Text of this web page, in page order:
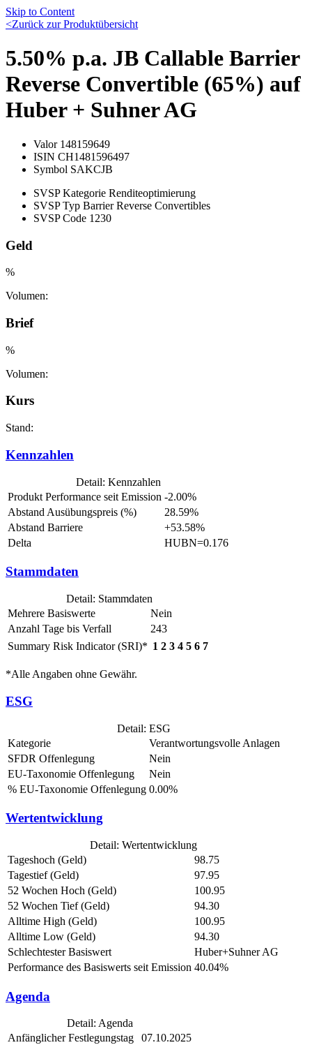
Skip to Content
<Zurück zur Produktübersicht
5.50% p.a. JB Callable Barrier
Reverse Convertible (65%) auf
Huber + Suhner AG
Valor 148159649
ISIN CH1481596497
Symbol SAKCJB
SVSP Kategorie Renditeoptimierung
SVSP Typ Barrier Reverse Convertibles
SVSP Code 1230
Geld
%
Volumen:
Brief
%
Volumen:
Kurs
Stand:
Kennzahlen
Detail: Kennzahlen
Produkt Performance seit Emission -2.00%
Abstand Ausübungspreis (%)
28.59%
Abstand Barriere
+53.58%
Delta
HUBN=0.176
Stammdaten
Detail: Stammdaten
Mehrere Basiswerte
Nein
Anzahl Tage bis Verfall
243
Summary Risk Indicator (SRI)* 1 2 3 4 5 6 7
*Alle Angaben ohne Gewähr.
ESG
Detail: ESG
Kategorie
Verantwortungsvolle Anlagen
SFDR Offenlegung
Nein
EU-Taxonomie Offenlegung
Nein
% EU-Taxonomie Offenlegung 0.00%
Wertentwicklung
Detail: Wertentwicklung
Tageshoch (Geld)
98.75
Tagestief (Geld)
97.95
52 Wochen Hoch (Geld)
100.95
52 Wochen Tief (Geld)
94.30
Alltime High (Geld)
100.95
Alltime Low (Geld)
94.30
Schlechtester Basiswert
Huber+Suhner AG
Performance des Basiswerts seit Emission 40.04%
Agenda
Detail: Agenda
Anfänglicher Festlegungstag
07.10.2025